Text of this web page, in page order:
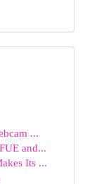
...
and...
Its ...